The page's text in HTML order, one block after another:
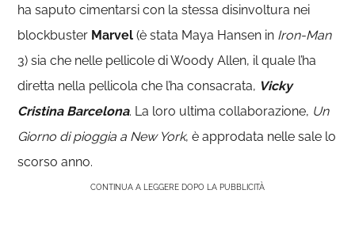
ha saputo cimentarsi con la stessa disinvoltura nei
blockbuster Marvel (è stata Maya Hansen in Iron-Man
3) sia che nelle pellicole di Woody Allen, il quale l’ha
diretta nella pellicola che l’ha consacrata, Vicky
Cristina Barcelona. La loro ultima collaborazione, Un
Giorno di pioggia a New York, è approdata nelle sale lo
scorso anno.
CONTINUA A LEGGERE DOPO LA PUBBLICITÀ